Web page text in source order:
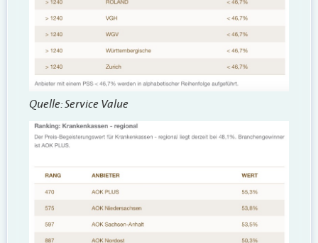
Quelle: Service Value